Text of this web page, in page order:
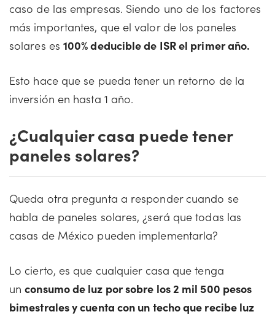
caso de las empresas. Siendo uno de los factores
más importantes, que el valor de los paneles
solares es 100% deducible de ISR el primer año.
Esto hace que se pueda tener un retorno de la
inversión en hasta 1 año.
¿Cualquier casa puede tener
paneles solares?
Queda otra pregunta a responder cuando se
habla de paneles solares, ¿será que todas las
casas de México pueden implementarla?
Lo cierto, es que cualquier casa que tenga
unconsumo de luz por sobre los 2 mil 500 pesos
bimestrales y cuenta con un techo que recibe luz